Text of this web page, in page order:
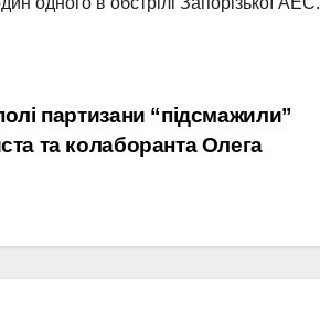
партизани “підсмажили”
та колаборанта Олега